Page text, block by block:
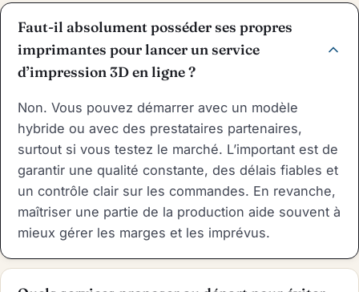
Faut-il absolument posséder ses propres
imprimantes pour lancer un service
d’impression 3D en ligne ?
Non. Vous pouvez démarrer avec un modèle
hybride ou avec des prestataires partenaires,
surtout si vous testez le marché. L’important est de
garantir une qualité constante, des délais fiables et
un contrôle clair sur les commandes. En revanche,
maîtriser une partie de la production aide souvent à
mieux gérer les marges et les imprévus.